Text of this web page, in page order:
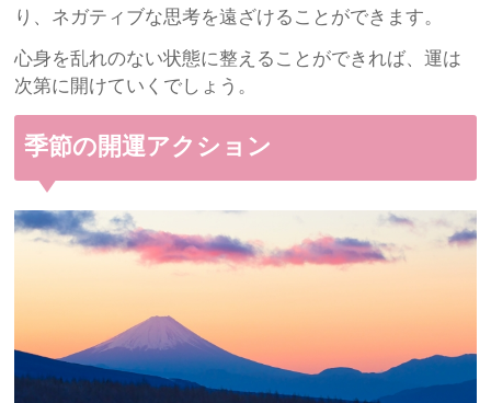
り、ネガティブな思考を遠ざけることができます。
心身を乱れのない状態に整えることができれば、運は
次第に開けていくでしょう。
季節の開運アクション